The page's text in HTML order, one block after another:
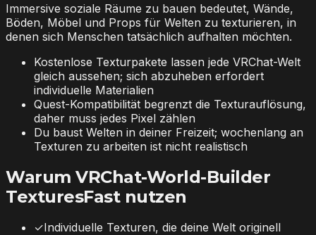
Immersive soziale Räume zu bauen bedeutet, Wände,
Böden, Möbel und Props für Welten zu texturieren, in
denen sich Menschen tatsächlich aufhalten möchten.
Kostenlose Texturpakete lassen jede VRChat-Welt
gleich aussehen; sich abzuheben erfordert
individuelle Materialien
Quest-Kompatibilität begrenzt die Texturauflösung,
daher muss jedes Pixel zählen
Du baust Welten in deiner Freizeit; wochenlang an
Texturen zu arbeiten ist nicht realistisch
Warum VRChat-World-Builder
TexturesFast nutzen
✓Individuelle Texturen, die deine Welt originell